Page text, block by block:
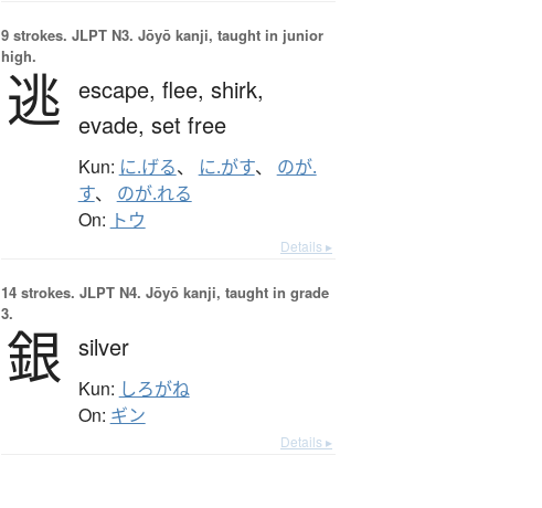
9 strokes. JLPT N3. Jōyō kanji, taught in junior
high.
逃 escape, flee, shirk,
evade, set free
Kun: に.げる、 に.がす、 のが.
す、 のが.れる
On: トウ
Details ▸
14 strokes. JLPT N4. Jōyō kanji, taught in grade
3.
銀 silver
Kun: しろがね
On: ギン
Details ▸